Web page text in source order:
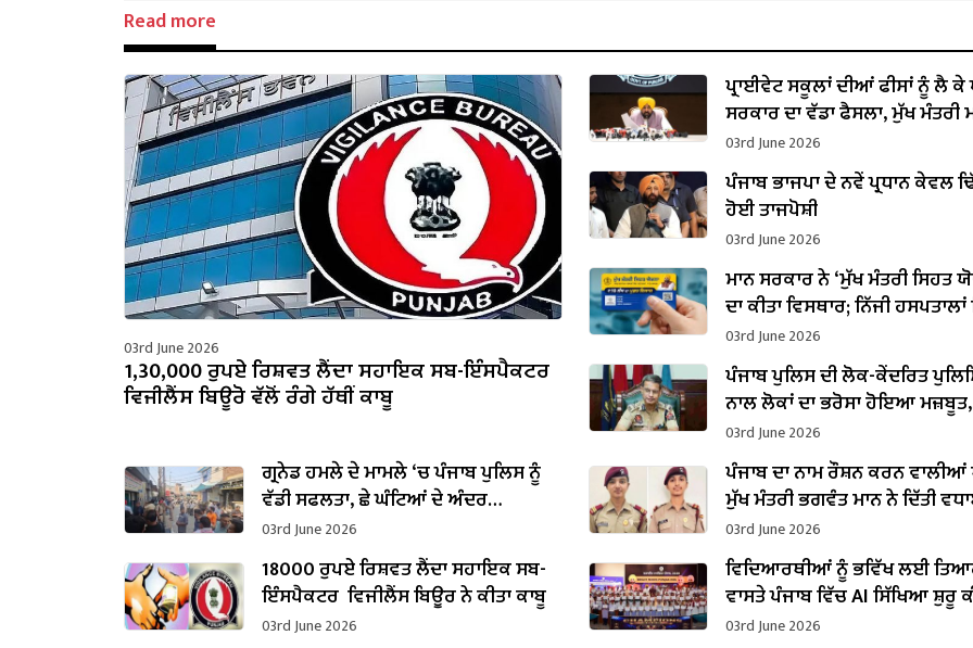
Read more
03rd June 2026
1,30,000 ਰੁਪਏ ਰਿਸ਼ਵਤ ਲੈਂਦਾ ਸਹਾਇਕ ਸਬ-ਇੰਸਪੈਕਟਰ
ਵਿਜੀਲੈਂਸ ਬਿਊਰੋ ਵੱਲੋਂ ਰੰਗੇ ਹੱਥੀਂ ਕਾਬੂ
ਪ੍ਰਾਈਵੇਟ ਸਕੂਲਾਂ ਦੀਆਂ ਫੀਸਾਂ ਨੂੰ ਲੈ ਕੇ
ਸਰਕਾਰ ਦਾ ਵੱਡਾ ਫੈਸਲਾ, ਮੁੱਖ ਮੰਤਰੀ
ਕੀਤਾ ਐਲਾਨ
03rd June 2026
ਪੰਜਾਬ ਭਾਜਪਾ ਦੇ ਨਵੇਂ ਪ੍ਰਧਾਨ ਕੇਵਲ
ਹੋਈ ਤਾਜਪੋਸ਼ੀ
03rd June 2026
ਮਾਨ ਸਰਕਾਰ ਨੇ ‘ਮੁੱਖ ਮੰਤਰੀ ਸਿਹਤ
ਦਾ ਕੀਤਾ ਵਿਸਥਾਰ; ਨਿੱਜੀ ਹਸਪਤਾਲਾਂ
ਹੋਰ ਇਲਾਜਾਂ ਨੂੰ ਮਨਜ਼ੂਰੀ
03rd June 2026
ਪੰਜਾਬ ਪੁਲਿਸ ਦੀ ਲੋਕ-ਕੇਂਦਰਿਤ
ਨਾਲ ਲੋਕਾਂ ਦਾ ਭਰੋਸਾ ਹੋਇਆ ਮਜ਼ਬੂਤ,
ਉਦਯੋਗ ਅਤੇ ਨਿਵੇਸ਼ ਲਈ ਬਣਿਆ
ਮਾਹੌਲ
03rd June 2026
ਗ੍ਰਨੇਡ ਹਮਲੇ ਦੇ ਮਾਮਲੇ ‘ਚ ਪੰਜਾਬ ਪੁਲਿਸ ਨੂੰ
ਵੱਡੀ ਸਫਲਤਾ, ਛੇ ਘੰਟਿਆਂ ਦੇ ਅੰਦਰ
ਸੁਲਝਾਇਆ ਮਾਮਲਾ
03rd June 2026
ਪੰਜਾਬ ਦਾ ਨਾਮ ਰੌਸ਼ਨ ਕਰਨ
ਮੁੱਖ ਮੰਤਰੀ ਭਗਵੰਤ ਮਾਨ ਨੇ ਦਿੱਤੀ
03rd June 2026
18000 ਰੁਪਏ ਰਿਸ਼ਵਤ ਲੈਂਦਾ ਸਹਾਇਕ ਸਬ-
ਇੰਸਪੈਕਟਰ ਵਿਜੀਲੈਂਸ ਬਿਊਰ ਨੇ ਕੀਤਾ ਕਾਬੂ
03rd June 2026
ਵਿਦਿਆਰਥੀਆਂ ਨੂੰ ਭਵਿੱਖ ਲਈ
ਵਾਸਤੇ ਪੰਜਾਬ ਵਿੱਚ AI ਸਿੱਖਿਆ ਸ਼ੁਰੂ
ਜਾਵੇਗੀ : ਸਿੱਖਿਆ ਮੰਤਰੀ ਹਰਜੋਤ ਬੈਂਸ
03rd June 2026